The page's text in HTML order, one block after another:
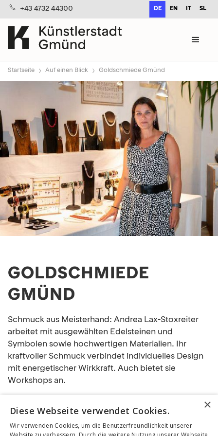
+43 4732 44300 DE EN SL
Startseite › Auf einen Blick › Goldschmiede Gmünd
GOLDSCHMIEDE
GMÜND
Schmuck aus Meisterhand: Andrea Lax-Stoxreiter
arbeitet mit ausgewählten Edelsteinen und
Symbolen sowie hochwertigen Materialien. Ihr
kraftvoller Schmuck verbindet individuelles Design
mit energetischer Wirkkraft. Auch bietet sie
Workshops an.
INFORMATIONEN & KONTAKT:
×
Diese Webseite verwendet Cookies.
Wir verwenden Cookies, um die Benutzerfreundlichkeit unserer